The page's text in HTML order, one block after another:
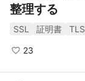
整理する
SSL 証明書 TLS
23